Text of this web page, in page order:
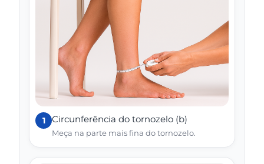
1 Circunferência do tornozelo (b)
Meça na parte mais fina do tornozelo.